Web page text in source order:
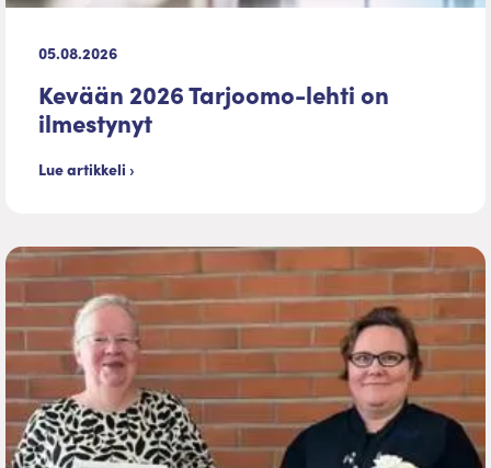
05.08.2026
Kevään 2026 Tarjoomo-lehti on
ilmestynyt
Lue artikkeli ›